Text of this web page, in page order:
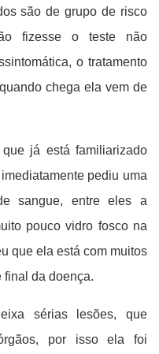
são de grupo de risco
fizesse o teste não
o tratamento
chega ela vem de
já está familiarizado
pediu uma
sangue, entre eles a
pouco vidro fosco na
que ela está com muitos
final da doença.
sérias lesões, que
por isso ela foi